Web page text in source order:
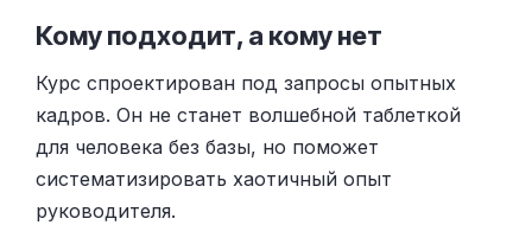
Кому подходит, а кому нет
Курс спроектирован под запросы опытных
кадров. Он не станет волшебной таблеткой
для человека без базы, но поможет
систематизировать хаотичный опыт
руководителя.